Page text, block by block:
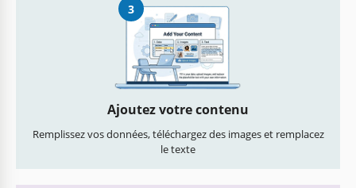
3
Ajoutez votre contenu
Remplissez vos données, téléchargez des images et remplacez
le texte